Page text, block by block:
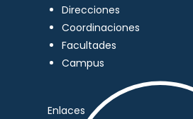
Direcciones
Coordinaciones
Facultades
Campus
Enlaces